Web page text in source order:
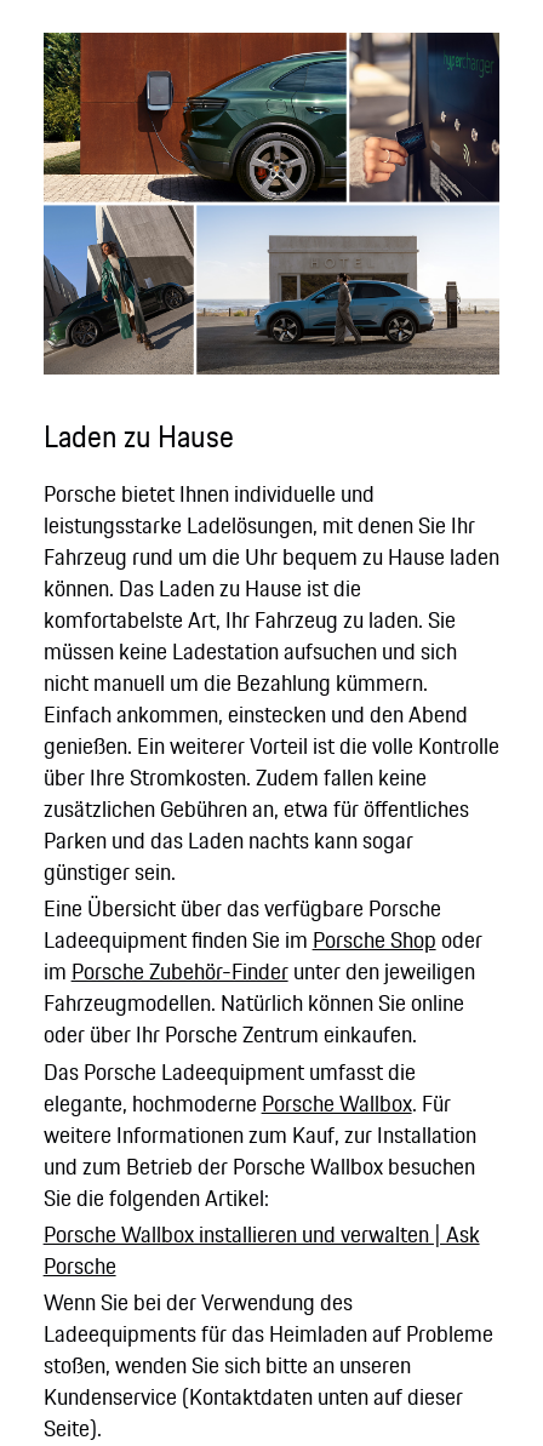
Laden zu Hause
Porsche bietet Ihnen individuelle und
leistungsstarke Ladelösungen, mit denen Sie Ihr
Fahrzeug rund um die Uhr bequem zu Hause laden
können. Das Laden zu Hause ist die
komfortabelste Art, Ihr Fahrzeug zu laden. Sie
müssen keine Ladestation aufsuchen und sich
nicht manuell um die Bezahlung kümmern.
Einfach ankommen, einstecken und den Abend
genießen. Ein weiterer Vorteil ist die volle Kontrolle
über Ihre Stromkosten. Zudem fallen keine
zusätzlichen Gebühren an, etwa für öffentliches
Parken und das Laden nachts kann sogar
günstiger sein.
Eine Übersicht über das verfügbare Porsche
Ladeequipment finden Sie im Porsche Shopoder
im Porsche Zubehör-Finderunter den jeweiligen
Fahrzeugmodellen. Natürlich können Sie online
oder über Ihr Porsche Zentrum einkaufen.
Das Porsche Ladeequipment umfasst die
elegante, hochmoderne Porsche Wallbox. Für
weitere Informationen zum Kauf, zur Installation
und zum Betrieb der Porsche Wallbox besuchen
Sie die folgenden Artikel:
Porsche Wallbox installieren und verwalten | Ask
Porsche
Wenn Sie bei der Verwendung des
Ladeequipments für das Heimladen auf Probleme
stoßen, wenden Sie sich bitte an unseren
Kundenservice (Kontaktdaten unten auf dieser
Seite).